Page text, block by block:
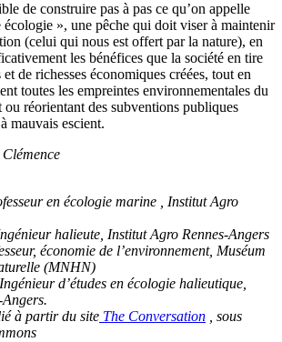
de construire pas à pas ce qu’on appelle
écologie », une pêche qui doit viser à maintenir
(celui qui nous est offert par la nature), en
les bénéfices que la société en tire
de richesses économiques créées, tout en
toutes les empreintes environnementales du
ou réorientant des subventions publiques
mauvais escient.
en écologie marine , Institut Agro
halieute, Institut Agro Rennes-Angers
économie de l’environnement, Muséum
(MNHN)
d’études en écologie halieutique,
à partir du site The Conversation , sous